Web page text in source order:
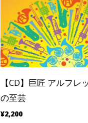
【CD】巨匠 アルフレ
の至芸
¥2,200